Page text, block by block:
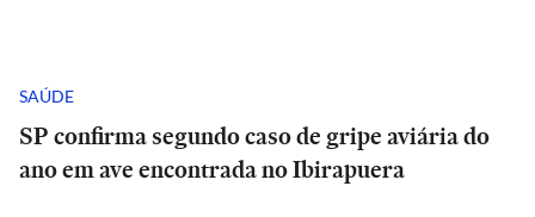
SAÚDE
SP confirma segundo caso de gripe aviária do
ano em ave encontrada no Ibirapuera